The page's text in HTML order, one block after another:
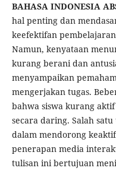
BAHASA INDONESIA
hal penting dan
keefektifan
Namun, kenyataan
kurang berani dan
menyampaikan
mengerjakan tugas.
bahwa siswa kurang
secara daring. Salah
dalam mendorong
penerapan media
tulisan ini bertujuan